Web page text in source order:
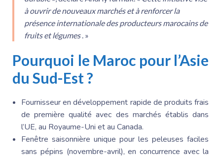
à ouvrir de nouveaux marchés et à renforcer la
présence internationale des producteurs marocains de
fruits et légumes. »
Pourquoi le Maroc pour l’Asie
du Sud-Est?
Fournisseur en développement rapide de produits frais
de première qualité avec des marchés établis dans
l’UE, au Royaume-Uni et au Canada.
Fenêtre saisonnière unique pour les peleuses faciles
sans pépins (novembre-avril), en concurrence avec la